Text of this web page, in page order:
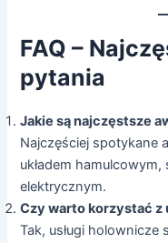
FAQ –
pytania
Jakie są najczęstsze
Najczęściej spotykane
układem hamulcowym,
elektrycznym.
Czy warto korzystać z
Tak, usługi